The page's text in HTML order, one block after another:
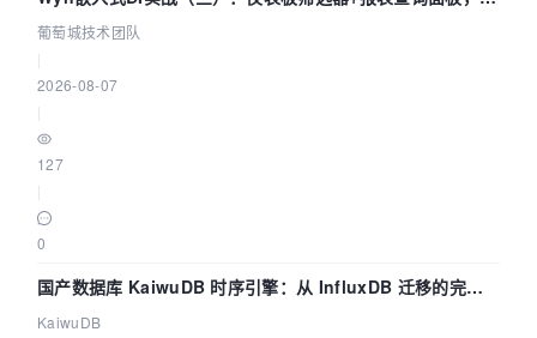
数联动全闭环
葡萄城技术团队
2026-08-07
127
0
国产数据库 KaiwuDB 时序引擎：从 InfluxDB 迁移的完整
技术路径
KaiwuDB